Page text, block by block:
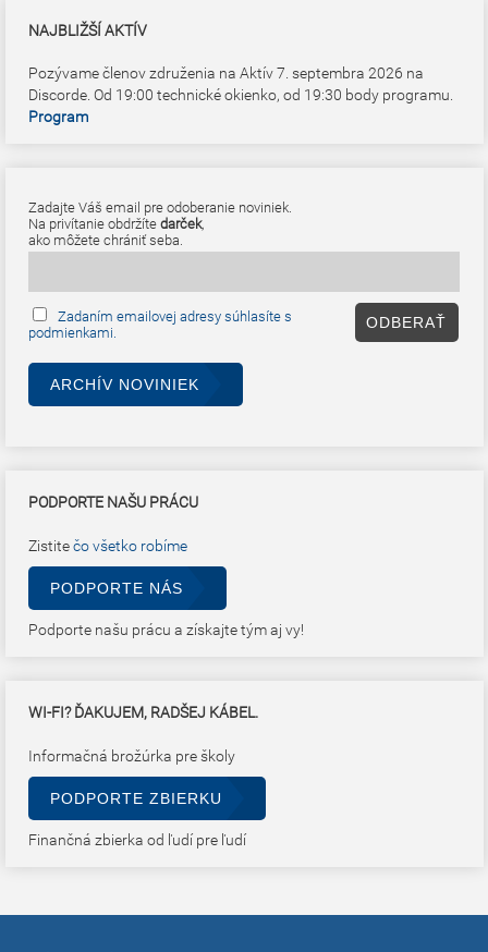
NAJBLIŽŠÍ AKTÍV
Pozývame členov združenia na Aktív 7. septembra 2026 na
Discorde. Od 19:00 technické okienko, od 19:30 body programu.
Program
Zadajte Váš email pre odoberanie noviniek.
Na privítanie obdržítedarček,
ako môžete chrániť seba.
Zadaním emailovej adresy súhlasíte s
podmienkami.
ARCHÍV NOVINIEK
PODPORTE NAŠU PRÁCU
Zistitečo všetko robíme
PODPORTE NÁS
Podporte našu prácu a získajte tým aj vy!
WI-FI? ĎAKUJEM, RADŠEJ KÁBEL.
Informačná brožúrka pre školy
PODPORTE ZBIERKU
Finančná zbierka od ľudí pre ľudí